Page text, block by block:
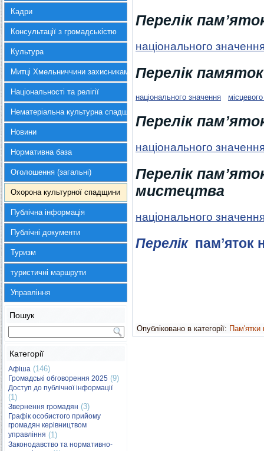
Кадри
Консультації з громадськістю
Культура
Митці Хмельниччини захисникам України
Національності та релігії
Нематеріальна культурна спадщина
Новини
Нормативна база
Оголошення (загальні)
Охорона культурної спадщини
Публічна інформація
Публічні документи
Туризм
туристичні маршрути
Управління
Пошук
Категорії
Афіша (146)
Громадські обговорення 2025 (9)
Доступ до публічної інформації
(1)
Звернення громадян (3)
Графік особистого прийому
громадян керівництвом
управління (1)
Законодавство та нормативно-
Перелік
національного
Перелік
національного значення
Перелік
національного
Перелік
мистецтва
національного
Перелікпам’яток
Опубліковано в категорії: Пам'ятки